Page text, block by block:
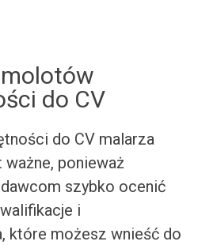
do CV
do CV malarza
ponieważ
szybko ocenić
i
które możesz wnieść do